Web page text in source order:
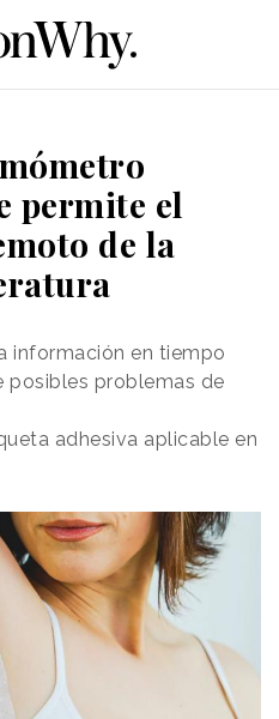
permite el
de la
información en tiempo
posibles problemas de
adhesiva aplicable en